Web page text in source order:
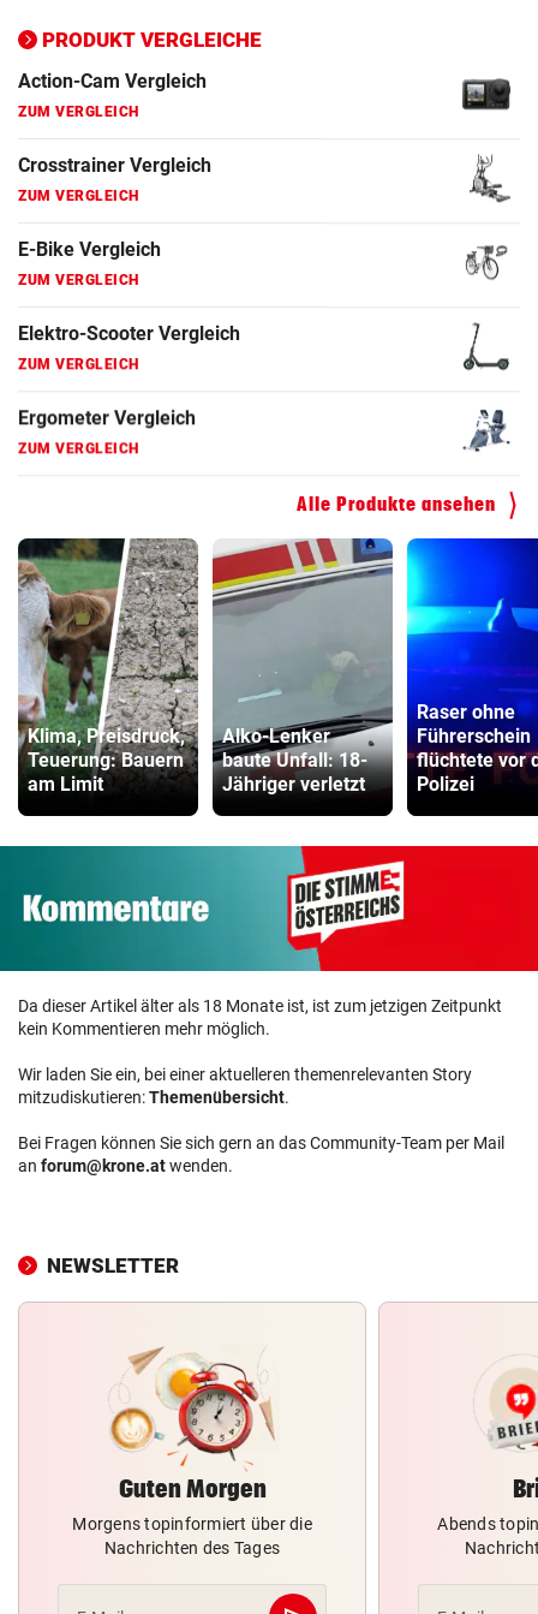
PRODUKT VERGLEICHE
ZUM VERGLEICH
ZUM VERGLEICH
Kinderfahrrad Vergleich
ZUM VERGLEICH
Alle Produkte ansehen
Klima, Preisdruck,
Teuerung: Bauern
am Limit
Alko-Lenker
baute Unfall: 18-
Jähriger verletzt
Raser ohne
Führerschein
flüchtete vor
Polizei
Da dieser Artikel älter als 18 Monate ist, ist zum jetzigen Zeitpunkt
kein Kommentieren mehr möglich.
Wir laden Sie ein, bei einer aktuelleren themenrelevanten Story
mitzudiskutieren:Themenübersicht.
Bei Fragen können Sie sich gern an das Community-Team per Mail
an forum@krone.atwenden.
NEWSLETTER
Guten Morgen
Morgens topinformiert über die
Nachrichten des Tages
Abends